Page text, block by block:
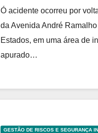
Ó acidente ocorreu por
da Avenida André
Estados, em uma área de
apurado…
GESTÃO DE RISCOS E SEGURANÇA